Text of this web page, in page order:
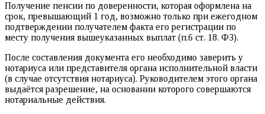
Получение пенсии по доверенности, которая оформлена на
срок, превышающий 1 год, возможно только при ежегодном
подтверждении получателем факта его регистрации по
месту получения вышеуказанных выплат (п.6 ст. 18. ФЗ).
После составления документа его необходимо заверить у
нотариуса или представителя органа исполнительной власти
(в случае отсутствия нотариуса). Руководителем этого органа
выдаётся разрешение, на основании которого совершаются
нотариальные действия.